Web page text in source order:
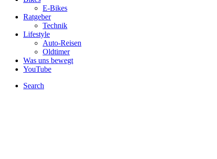
E-Bikes
Ratgeber
Technik
Lifestyle
Auto-Reisen
Oldtimer
Was uns bewegt
YouTube
Search